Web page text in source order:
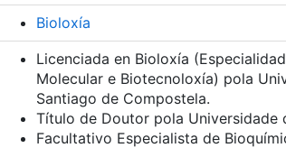
Bioloxía
Licenciada en Bioloxía
Molecular e Biotecnoloxía) pola
Santiago de Compostela.
Título de Doutor pola Universidade
Facultativo Especialista de